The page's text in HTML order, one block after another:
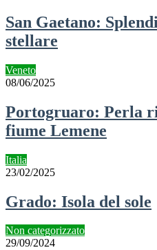
San Gaetano:
stellare
Veneto
08/06/2025
Portogruaro: Perla
fiume Lemene
Italia
23/02/2025
Grado: Isola del sole
Non categorizzato
29/09/2024